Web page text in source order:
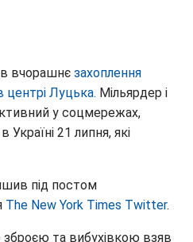
вчорашнє захоплення
Луцька. Мільярдер і
у соцмережах,
Україні 21 липня, які
під постом
The New York Times Twitter.
та вибухівкою взяв